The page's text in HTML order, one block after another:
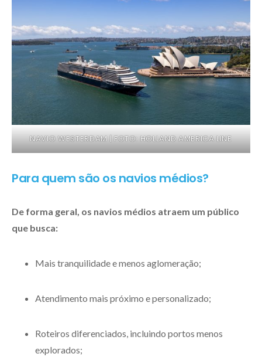
NAVIO WESTERDAM | FOTO: HOLLAND AMERICA LINE
Para quem são os navios médios?
De forma geral, os navios médios atraem um público
que busca:
Mais tranquilidade e menos aglomeração;
Atendimento mais próximo e personalizado;
Roteiros diferenciados, incluindo portos menos
explorados;